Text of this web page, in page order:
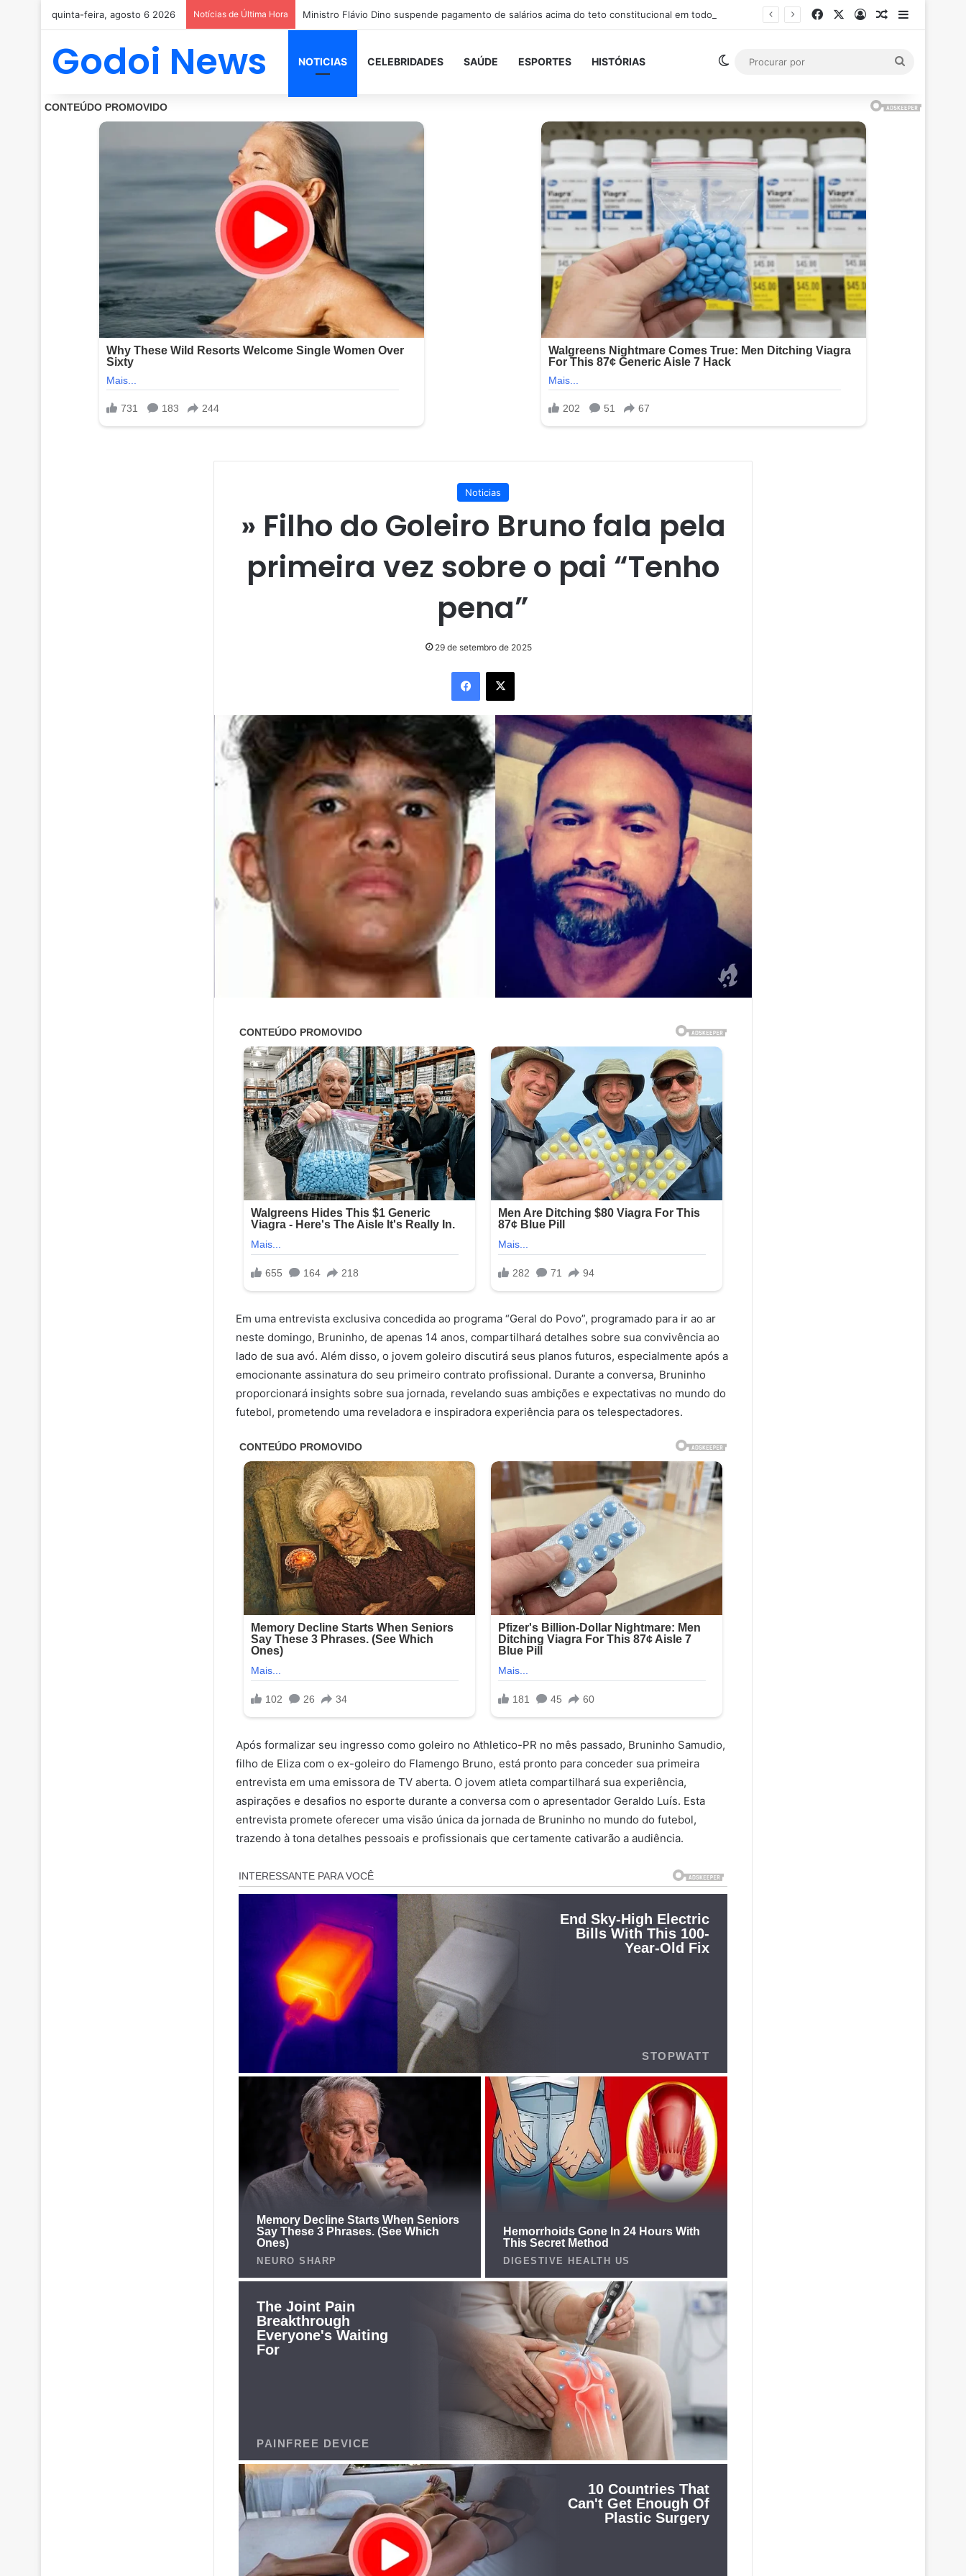
quinta-feira, agosto 6 2026 Notícias de Última Hora FacebookEntrarArtigoBarra
Godoi News NOTICIAS CELEBRIDADES SAÚDE ESPORTES HISTÓRIAS Switch skin
Noticias
» Filho do Goleiro Bruno fala pela
primeira vez sobre o pai “Tenho
pena”
29 de setembro de 2025
Facebook
X
Em uma entrevista exclusiva concedida ao programa “Geral do Povo”, programado para ir ao ar
neste domingo, Bruninho, de apenas 14 anos, compartilhará detalhes sobre sua convivência ao
lado de sua avó. Além disso, o jovem goleiro discutirá seus planos futuros, especialmente após a
emocionante assinatura do seu primeiro contrato profissional. Durante a conversa, Bruninho
proporcionará insights sobre sua jornada, revelando suas ambições e expectativas no mundo do
futebol, prometendo uma reveladora e inspiradora experiência para os telespectadores.
Após formalizar seu ingresso como goleiro no Athletico-PR no mês passado, Bruninho Samudio,
filho de Eliza com o ex-goleiro do Flamengo Bruno, está pronto para conceder sua primeira
entrevista em uma emissora de TV aberta. O jovem atleta compartilhará sua experiência,
aspirações e desafios no esporte durante a conversa com o apresentador Geraldo Luís. Esta
entrevista promete oferecer uma visão única da jornada de Bruninho no mundo do futebol,
trazendo à tona detalhes pessoais e profissionais que certamente cativarão a audiência.